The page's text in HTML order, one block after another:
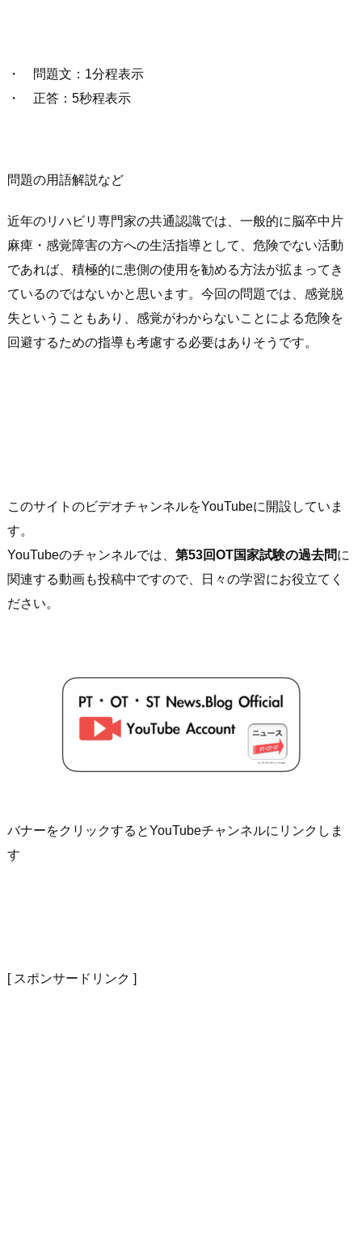
・ 問題文：1分程表示
・ 正答：5秒程表示
問題の用語解説など
近年のリハビリ専門家の共通認識では、一般的に脳卒中片
麻痺・感覚障害の方への生活指導として、危険でない活動
であれば、積極的に患側の使用を勧める方法が拡まってき
ているのではないかと思います。今回の問題では、感覚脱
失ということもあり、感覚がわからないことによる危険を
回避するための指導も考慮する必要はありそうです。
このサイトのビデオチャンネルをYouTubeに開設していま
す。
YouTubeのチャンネルでは、 第53回OT国家試験の過去問に
関連する動画も投稿中ですので、日々の学習にお役立てく
ださい。
バナーをクリックするとYouTubeチャンネルにリンクしま
す
[ スポンサードリンク ]